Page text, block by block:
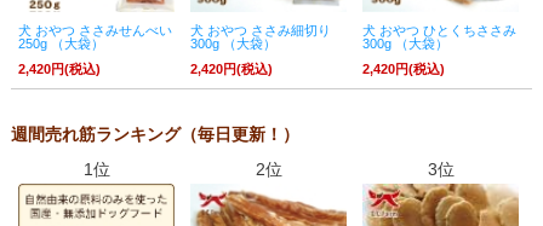
犬 おやつ ささみせんべい
250g （大袋）
2,420円(税込)
犬 おやつ ささみ細切り
300g （大袋）
2,420円(税込)
犬 おやつ ひとくちささみ
300g （大袋）
2,420円(税込)
週間売れ筋ランキング（毎日更新！）
1位
2位 3位